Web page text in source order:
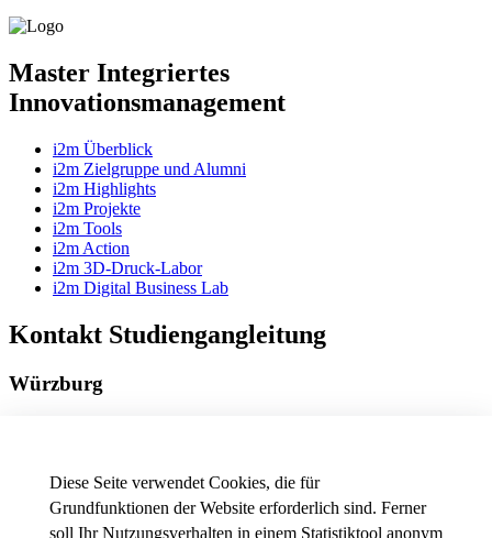
Diese Seite verwendet Cookies, die für
Grundfunktionen der Website erforderlich sind. Ferner
soll Ihr Nutzungsverhalten in einem Statistiktool anonym
Master Integriertes
Innovationsmanagement
i2m Überblick
i2m Zielgruppe und Alumni
i2m Highlights
i2m Projekte
i2m Tools
i2m Action
i2m 3D-Druck-Labor
i2m Digital Business Lab
Kontakt Studiengangleitung
Würzburg
Telefon+49 931 3511-8873
gerhard.hube[at]thws.de